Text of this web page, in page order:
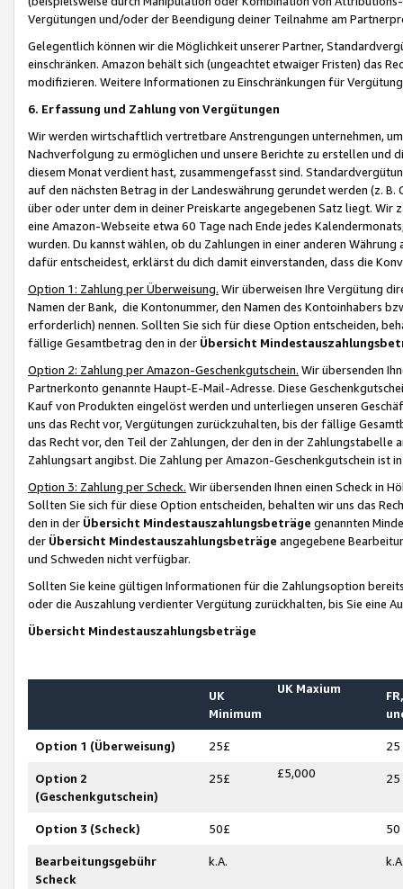
Vergütungen und/oder der Beendigung deiner Teilnahme am
Gelegentlich können wir die Möglichkeit unserer Partner,
einschränken. Amazon behält sich (ungeachtet etwaiger Fristen) das
modifizieren. Weitere Informationen zu Einschränkungen für
6. Erfassung und Zahlung von Vergütungen
Wir werden wirtschaftlich vertretbare Anstrengungen unternehmen,
Nachverfolgung zu ermöglichen und unsere Berichte zu erstellen und
diesem Monat verdient hast, zusammengefasst sind.
auf den nächsten Betrag in der Landeswährung gerundet werden (z.
über oder unter dem in deiner Preiskarte angegebenen Satz liegt.
eine Amazon-Webseite etwa 60 Tage nach Ende jedes
wurden. Du kannst wählen, ob du Zahlungen in einer anderen
dafür entscheidest, erklärst du dich damit einverstanden, dass die
Option 1: Zahlung per Überweisung. Wir überweisen Ihre Vergütung
Namen der Bank, die Kontonummer, den Namen des Kontoinhabers
erforderlich) nennen. Sollten Sie sich für diese Option entscheiden,
fällige Gesamtbetrag den in der Übersicht
Option 2: Zahlung per Amazon-Geschenkgutschein. Wir übersenden
Partnerkonto genannte Haupt-E-Mail-Adresse. Diese
Kauf von Produkten eingelöst werden und unterliegen unseren
uns das Recht vor, Vergütungen zurückzuhalten, bis der fällige
das Recht vor, den Teil der Zahlungen, der den in der
Zahlungsart angibst. Die Zahlung per Amazon-Geschenkgutschein ist
Option 3: Zahlung per Scheck. Wir übersenden Ihnen einen Scheck in
Sollten Sie sich für diese Option entscheiden, behalten wir uns das
den in der Übersicht Mindestauszahlungsbeträge genannten
der Übersicht Mindestauszahlungsbeträge angegebene
und Schweden nicht verfügbar.
Sollten Sie keine gültigen Informationen für die Zahlungsoption
oder die Auszahlung verdienter Vergütung zurückhalten, bis Sie
Übersicht Mindestauszahlungsbeträge
UK
Minimum
UK Maxium
Option 1 (Überweisung) 25£ 25
Option 2
(Geschenkgutschein)
25£ £5,000 25
Option 3 (Scheck) 50£ 50
Bearbeitungsgebühr
Scheck
k.A.